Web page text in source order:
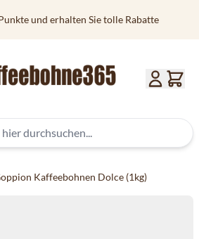
und erhalten Sie tolle Rabatte
Kaffeebohnen Dolce (1kg)